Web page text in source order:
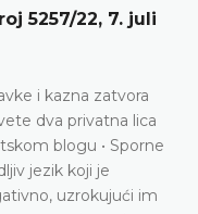
(broj 41585/
zbog objavljivanja
i seksualno
javnim
o reformi gradskog
usmjereni prvenstveno